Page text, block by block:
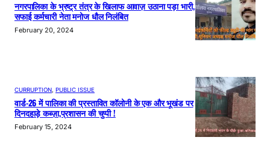
नगरपालिका के भ्रष्ट्र तंत्र के खिलाफ आवाज़ उठाना पड़ा भारी,
सफाई कर्मचारी नेता मनोज धौल निलंबित
February 20, 2024
CURRUPTION PUBLIC ISSUE
वार्ड-26 में पालिका की प्रस्तावित कॉलोनी के एक और भूखंड पर
दिनदहाड़े कब्ज़ा,प्रशासन की चुप्पी !
February 15, 2024